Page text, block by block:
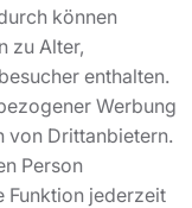
können
zu Alter,
enthalten.
Werbung
von Drittanbietern.
Person
Funktion jederzeit